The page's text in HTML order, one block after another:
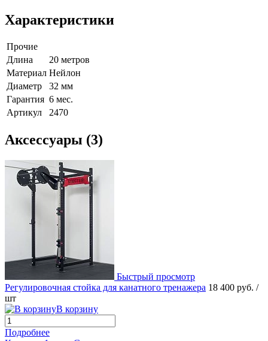
Характеристики
Прочие
Длина
20 метров
Материал Нейлон
Диаметр
32 мм
Гарантия 6 мес.
Артикул
2470
Аксессуары (3)
Быстрый просмотр
Регулировочная стойка для канатного тренажера 18 400 руб. /
шт
В корзину
Подробнее